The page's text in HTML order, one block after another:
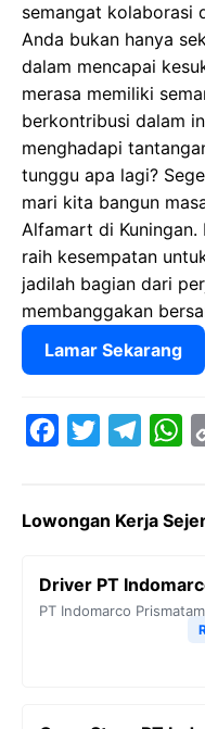
semangat kolaborasi
Anda bukan hanya
dalam mencapai
merasa memiliki
berkontribusi dalam
menghadapi
tunggu apa lagi?
mari kita bangun
Alfamart di Kuningan.
raih kesempatan
jadilah bagian dari
membanggakan
Lamar Sekarang
e
o
t
e
e
r
W
t
A
Lowongan Kerja
Driver PT
PT Indomarco